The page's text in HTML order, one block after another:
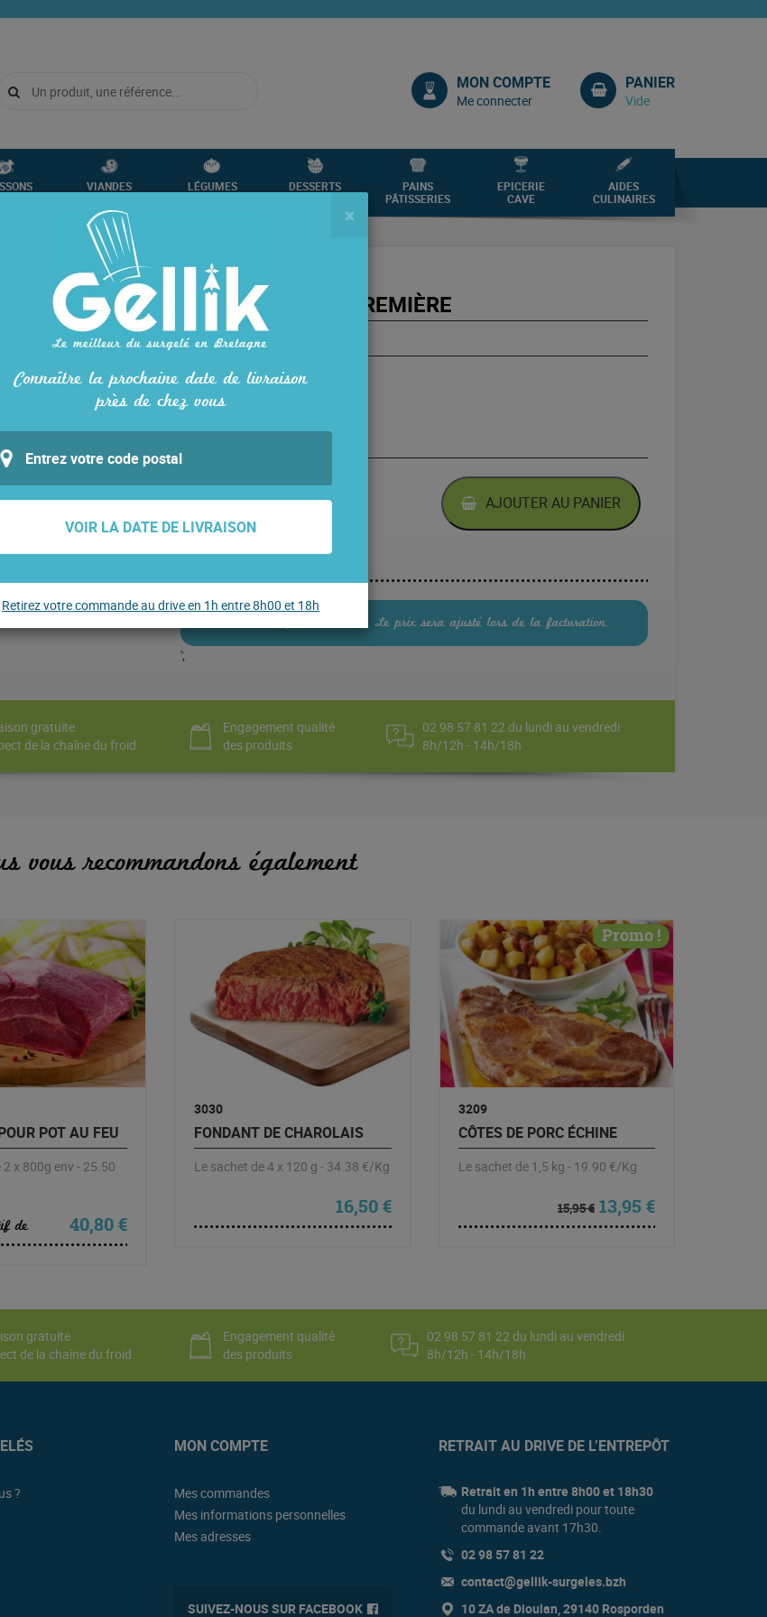
×
Connaître la prochaine date de livraison
près de chez vous
VOIR LA DATE DE LIVRAISON
Retirez votre commande au drive en 1h entre 8h00 et 18h
MON COMPTE
Me connecter
PANIER
Vide
VIANDES
LÉGUMES
DESSERTS
PAINS
PÂTISSERIES
EPICERIE
CAVE
AIDES
CULINAIRES
3306
CÔTES DE VEAU PREMIÈRE
En stock
QUANTITÉ
QUANTITÉ DE CÔTES DE VEAU PREMIÈRE
Prix estimatif de
29,90€ AJOUTER AU PANIER
Article à poids variable. Le prix sera ajusté lors de la facturation.
';
gratuite
de la chaîne du froid
Engagement qualité
des produits
02 98 57 81 22 du lundi au vendredi
8h/12h - 14h/18h
vous recommandons également
€.
18,90 €.
POT AU FEU
x 800g env - 25.50
de 40,80€
3030
FONDANT DE CHAROLAIS
Le sachet de 4 x 120 g - 34.38 €/Kg
16,50€
Promo !
3209
CÔTES DE PORC ÉCHINE
Le sachet de 1,5 kg - 19.90 €/Kg
15,95€ Le prix initial était :
13,95 €Le prix
gratuite
de la chaîne du froid
Engagement qualité
des produits
02 98 57 81 22 du lundi au vendredi
8h/12h - 14h/18h
?
MON COMPTE
Mes commandes
Mes informations personnelles
Mes adresses
SUIVEZ-NOUS SUR FACEBOOK
RETRAIT AU DRIVE DE L’ENTREPÔT
Retrait en 1h entre 8h00 et 18h30
du lundi au vendredi pour toute
commande avant 17h30.
02 98 57 81 22
contact@gellik-surgeles.bzh
10 ZA de Dioulan, 29140 Rosporden